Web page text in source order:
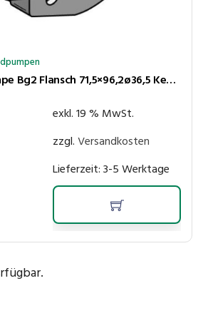
Vivoil Zahnradpumpe Bg2 Flansch 71,5×96,2ø36,5 Kegel 1:8 6,0cm³/U 250bar rechtsl. Anschlüsse LK30-LK30
exkl. 19 % MwSt.
zzgl.Versandkosten
Lieferzeit:3-5 Werktage